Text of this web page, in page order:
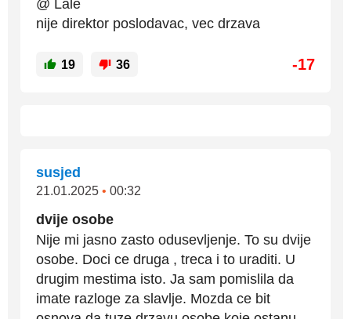
@ Lale
nije direktor poslodavac, vec drzava
19 36 -17
susjed
21.01.2025 • 00:32
dvije osobe
Nije mi jasno zasto odusevljenje. To su dvije
osobe. Doci ce druga , treca i to uraditi. U
drugim mestima isto. Ja sam pomislila da
imate razloge za slavlje. Mozda ce bit